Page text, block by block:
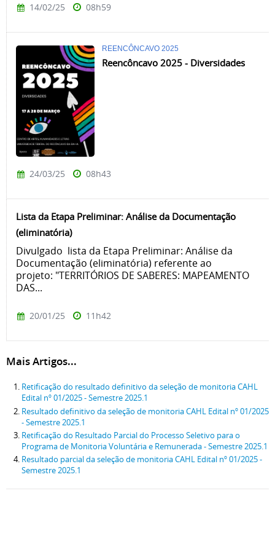
14/02/25 08h59
REENCÔNCAVO 2025
Reencôncavo 2025 - Diversidades
24/03/25 08h43
Lista da Etapa Preliminar: Análise da Documentação
(eliminatória)
Divulgado lista da Etapa Preliminar: Análise da
Documentação (eliminatória) referente ao
projeto: "TERRITÓRIOS DE SABERES: MAPEAMENTO
DAS...
20/01/25 11h42
Mais Artigos...
Retificação do resultado definitivo da seleção de monitoria CAHL
Edital nº 01/2025 - Semestre 2025.1
Resultado definitivo da seleção de monitoria CAHL Edital nº 01/2025
- Semestre 2025.1
Retificação do Resultado Parcial do Processo Seletivo para o
Programa de Monitoria Voluntária e Remunerada - Semestre 2025.1
Resultado parcial da seleção de monitoria CAHL Edital nº 01/2025 -
Semestre 2025.1